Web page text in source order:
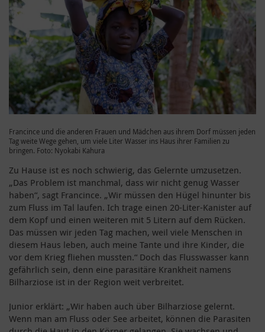
Francince und die anderen Frauen und Mädchen aus ihrem Dorf müssen jeden
Tag weite Wege gehen, um viele Liter Wasser ins Haus ihrer Familien zu
bringen. Foto: Nyokabi Kahura
Zu Hause ist es noch schwierig, das Gelernte umzusetzen.
„Das Problem ist manchmal, dass wir nicht genug Wasser
haben“, sagt Francince. „Wir müssen den Hügel hinunter bis
zum Fluss im Tal laufen. Ich trage einen 20-Liter-Kanister auf
dem Kopf und einen weiteren mit 5 Litern auf dem Rücken.
Das müssen wir jeden Tag machen, weil viele Menschen in
diesem Haus leben, auch meine Tante und ihre Kinder, die
vor dem Krieg fliehen mussten.“ Doch das Flusswasser kann
gefährlich sein, denn eine parasitäre Krankheit namens
Bilharziose ist in der Region weit verbreitet.
Junior erklärt: „Wir haben auch über Bilharziose gelernt.
Wenn man am Fluss oder See arbeitet, können die Parasiten